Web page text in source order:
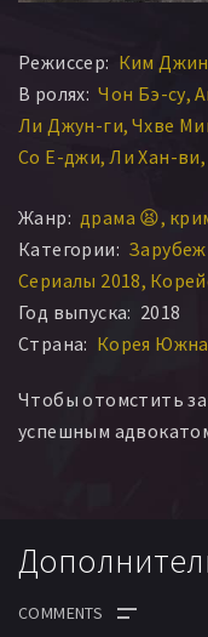
Режиссер: Ким
В ролях: Чон Бэ-су
Ли Джун-ги Чхве
Со Е-джи Ли Хан-ви
Жанр: драма 😫
Категории:
Сериалы 2018
Год выпуска: 2018
Страна: Корея
Чтобы отомстить
успешным